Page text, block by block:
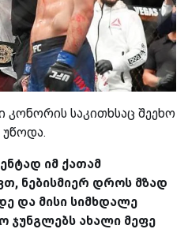
კონორის საკითხსაც შეეხო
იმ ქათამ
ნებისმიერ დროს მზად
და მისი სიმხდალე
ჯუნგლებს ახალი მეფე